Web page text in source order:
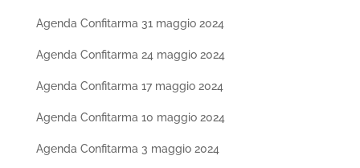
Agenda Confitarma 31 maggio 2024
Agenda Confitarma 24 maggio 2024
Agenda Confitarma 17 maggio 2024
Agenda Confitarma 10 maggio 2024
Agenda Confitarma 3 maggio 2024